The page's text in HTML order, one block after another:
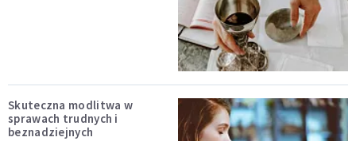
Skuteczna modlitwa w
sprawach trudnych i
beznadziejnych